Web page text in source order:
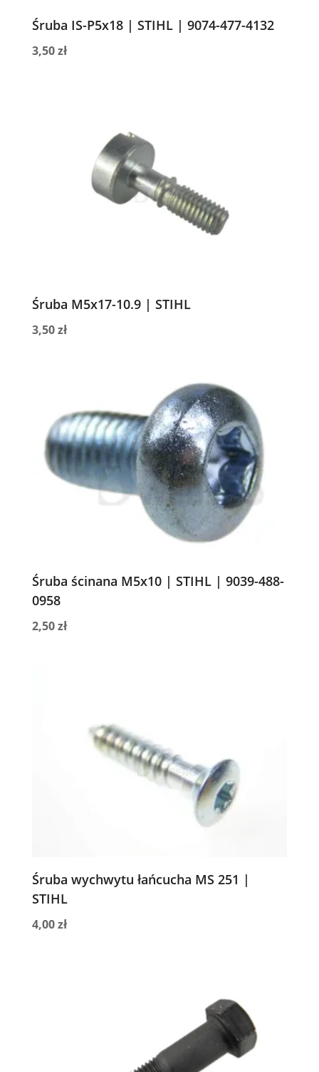
Śruba IS-P5x18 | STIHL | 9074-477-4132
3,50zł
Śruba M5x17-10.9 | STIHL
3,50zł
Śruba ścinana M5x10 | STIHL | 9039-488-
0958
2,50zł
Śruba wychwytu łańcucha MS 251 |
STIHL
4,00zł